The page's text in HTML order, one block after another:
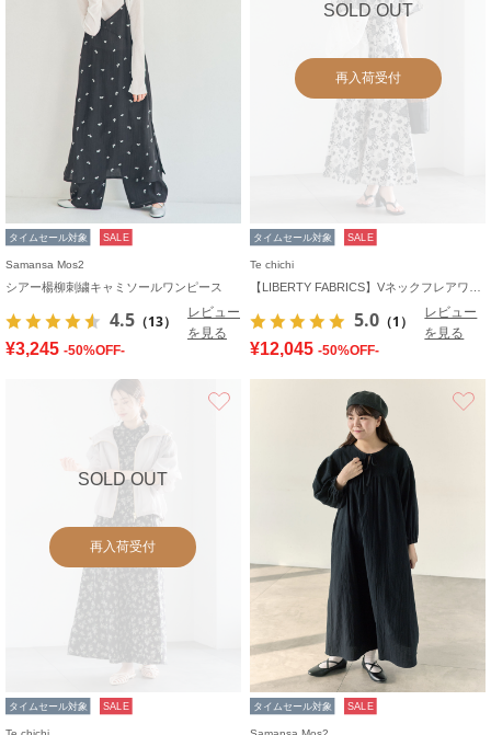
タイムセール対象 SALE
Samansa Mos2
シアー楊柳刺繍キャミソールワンピース
4.5 （13）
レビュー
を見る
¥3,245 -50%OFF-
SOLD OUT
再入荷受付
タイムセール対象 SALE
Te chichi
5.0 （1）
レビュー
を見る
¥12,045 -50%OFF-
SOLD OUT
再入荷受付
タイムセール対象 SALE タイムセール対象 SALE